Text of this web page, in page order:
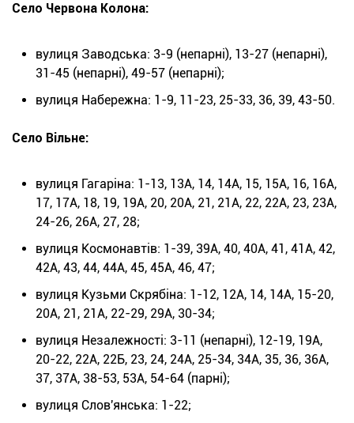
Село Червона Колона:
вулиця Заводська: 3-9 (непарні), 13-27 (непарні),
31-45 (непарні), 49-57 (непарні);
вулиця Набережна: 1-9, 11-23, 25-33, 36, 39, 43-50.
Село Вільне:
вулиця Гагаріна: 1-13, 13А, 14, 14А, 15, 15А, 16, 16А,
17, 17А, 18, 19, 19А, 20, 20А, 21, 21А, 22, 22А, 23, 23А,
24-26, 26А, 27, 28;
вулиця Космонавтів: 1-39, 39А, 40, 40А, 41, 41А, 42,
42А, 43, 44, 44А, 45, 45А, 46, 47;
вулиця Кузьми Скрябіна: 1-12, 12А, 14, 14А, 15-20,
20А, 21, 21А, 22-29, 29А, 30-34;
вулиця Незалежності: 3-11 (непарні), 12-19, 19А,
20-22, 22А, 22Б, 23, 24, 24А, 25-34, 34А, 35, 36, 36А,
37, 37А, 38-53, 53А, 54-64 (парні);
вулиця Слов'янська: 1-22;